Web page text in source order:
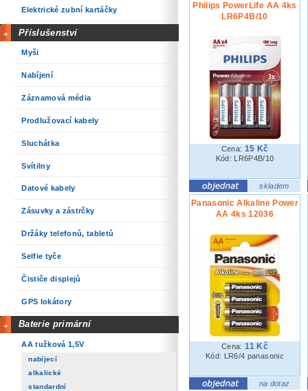
Elektrické zubní kartáčky
Příslušenství
Myši
Nabíjení
Záznamová média
Prodlužovací kabely
Sluchátka
Svítilny
Datové kabely
Zásuvky a zástrčky
Držáky telefonů, tabletů
Selfie tyče
Čističe displejů
GPS lokátory
Baterie primární
AA tužková 1,5V
nabíjecí
alkalické
standardní
Philips PowerLife AA 4ks
LR6P4B/10
Cena: 15 Kč
Kód: LR6P4B/10
skladem
Panasonic Alkaline Power
AA 4ks 12036
Cena:11 Kč
Kód: LR6/4 panasonic
na dotaz